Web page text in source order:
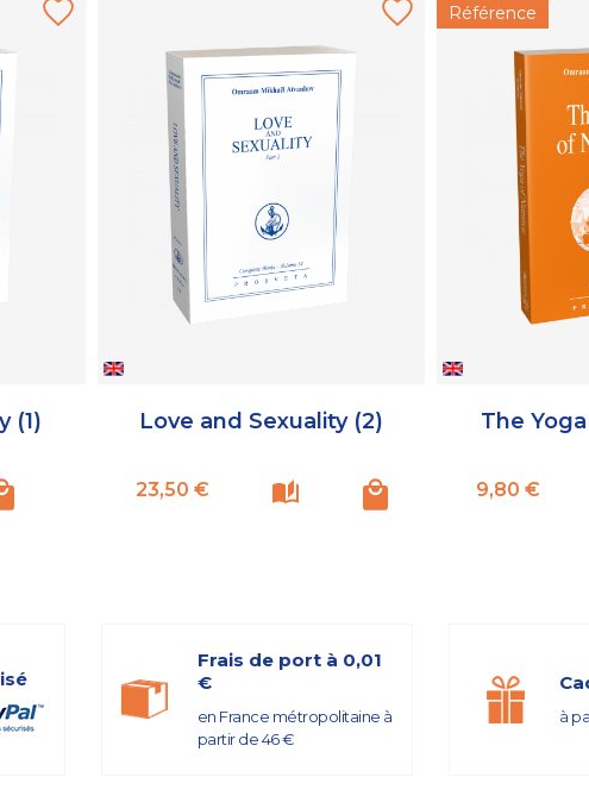
(1) Love and Sexuality (2)
Prix
23,50 €
Référence
The
Prix
9,80 €
Frais de port à 0,01
€
en France métropolitaine à
partir de 46 €
à